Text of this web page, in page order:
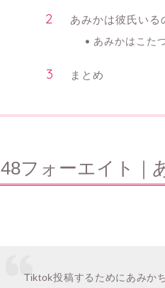
あみかは彼氏いる
あみかはこた
まとめ
48フォーエイト｜
Tiktok投稿するためにあみか